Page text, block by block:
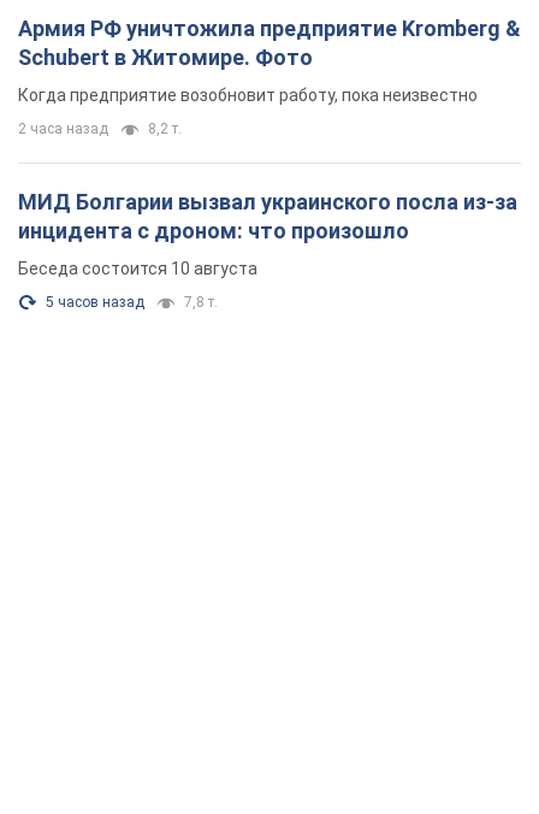
Армия РФ уничтожила предприятие Kromberg &
Schubert в Житомире. Фото
Когда предприятие возобновит работу, пока неизвестно
2 часа назад 8,2 т.
МИД Болгарии вызвал украинского посла из-за
инцидента с дроном: что произошло
Беседа состоится 10 августа
5 часов назад 7,8 т.